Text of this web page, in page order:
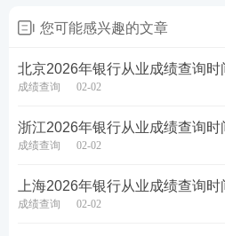
您可能感兴趣的文章
北京​2026年银行从业成绩查询
成绩查询 02-02
浙江​2026年银行从业成绩查询
成绩查询 02-02
上海​2026年银行从业成绩查询
成绩查询 02-02